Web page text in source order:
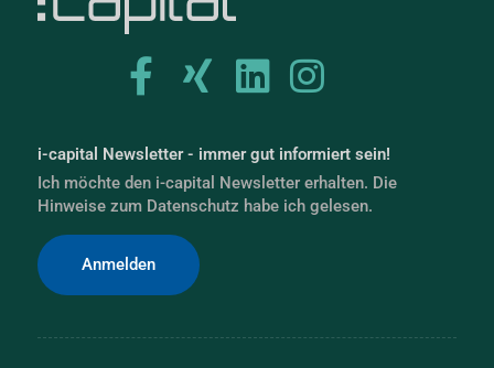
i-capital Newsletter - immer gut informiert sein!
Ich möchte den i-capital Newsletter erhalten. Die
Hinweise zum Datenschutz habe ich gelesen.
Anmelden